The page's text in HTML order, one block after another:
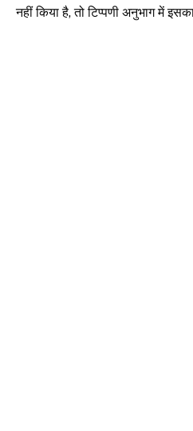
नहीं किया है, तो टिप्पणी अनुभाग में